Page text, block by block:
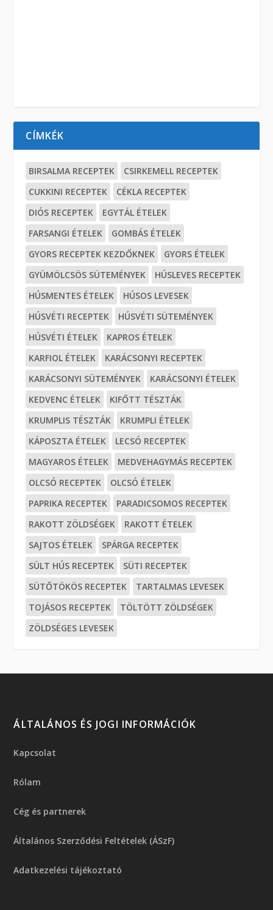
CÍMKÉK
BIRSALMA RECEPTEK
CSIRKEMELL RECEPTEK
CUKKINI RECEPTEK
CÉKLA RECEPTEK
DIÓS RECEPTEK
EGYTÁL ÉTELEK
FARSANGI ÉTELEK
GOMBÁS ÉTELEK
GYORS RECEPTEK KEZDŐKNEK
GYORS ÉTELEK
GYÜMÖLCSÖS SÜTEMÉNYEK
HÚSLEVES RECEPTEK
HÚSMENTES ÉTELEK
HÚSOS LEVESEK
HÚSVÉTI RECEPTEK
HÚSVÉTI SÜTEMÉNYEK
HÚSVÉTI ÉTELEK
KAPROS ÉTELEK
KARFIOL ÉTELEK
KARÁCSONYI RECEPTEK
KARÁCSONYI SÜTEMÉNYEK
KARÁCSONYI ÉTELEK
KEDVENC ÉTELEK
KIFŐTT TÉSZTÁK
KRUMPLIS TÉSZTÁK
KRUMPLI ÉTELEK
KÁPOSZTA ÉTELEK
LECSÓ RECEPTEK
MAGYAROS ÉTELEK
MEDVEHAGYMÁS RECEPTEK
OLCSÓ RECEPTEK
OLCSÓ ÉTELEK
PAPRIKA RECEPTEK
PARADICSOMOS RECEPTEK
RAKOTT ZÖLDSÉGEK
RAKOTT ÉTELEK
SAJTOS ÉTELEK
SPÁRGA RECEPTEK
SÜLT HÚS RECEPTEK
SÜTI RECEPTEK
SÜTŐTÖKÖS RECEPTEK
TARTALMAS LEVESEK
TOJÁSOS RECEPTEK
TÖLTÖTT ZÖLDSÉGEK
ZÖLDSÉGES LEVESEK
ÁLTALÁNOS ÉS JOGI INFORMÁCIÓK
Kapcsolat
Rólam
Cég és partnerek
Általános Szerződési Feltételek (ÁSzF)
Adatkezelési tájékoztató